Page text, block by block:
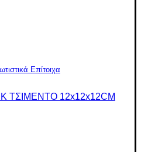
Επίτοιχα
ΤΣΙΜΕΝΤΟ 12x12x12CM